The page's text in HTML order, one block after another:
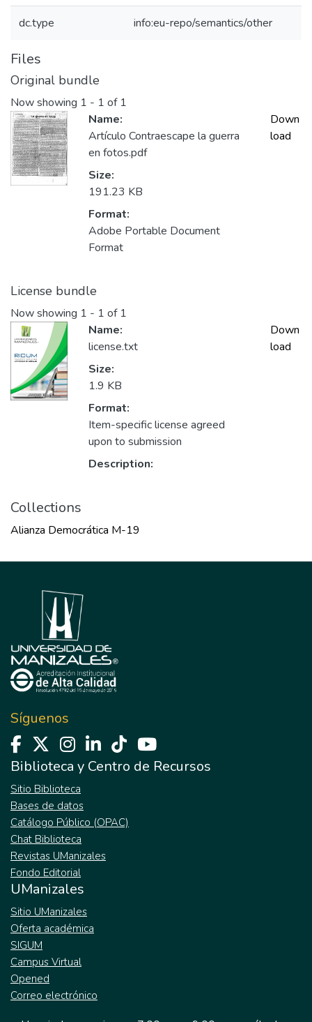
dc.type info:eu-repo/semantics/other
Files
Original bundle
Now showing 1 - 1 of 1
Name:
Artículo Contraescape la guerra
en fotos.pdf
Size:
191.23 KB
Format:
Adobe Portable Document
Format
Down
load
License bundle
Now showing 1 - 1 of 1
Name:
license.txt
Size:
1.9 KB
Format:
Item-specific license agreed
upon to submission
Description:
Down
load
Collections
Alianza Democrática M-19
Síguenos
Biblioteca y Centro de Recursos
Sitio Biblioteca
Bases de datos
Catálogo Público (OPAC)
Chat Biblioteca
Revistas UManizales
Fondo Editorial
UManizales
Sitio UManizales
Oferta académica
SIGUM
Campus Virtual
Opened
Correo electrónico